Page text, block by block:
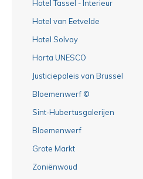
Hotel Tassel - Interieur
Hotel van Eetvelde
Hotel Solvay
Horta UNESCO
Justiciepaleis van Brussel
Bloemenwerf ©
Sint-Hubertusgalerijen
Bloemenwerf
Grote Markt
Zoniënwoud